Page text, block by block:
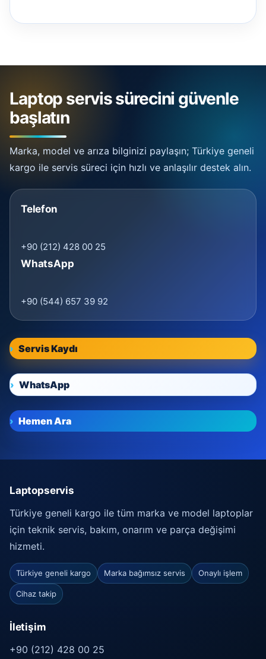
Laptop servis sürecini güvenle
başlatın
Marka, model ve arıza bilginizi paylaşın; Türkiye geneli
kargo ile servis süreci için hızlı ve anlaşılır destek alın.
Telefon
+90 (212) 428 00 25
WhatsApp
+90 (544) 657 39 92
Servis Kaydı
WhatsApp
Hemen Ara
Laptopservis
Türkiye geneli kargo ile tüm marka ve model laptoplar
için teknik servis, bakım, onarım ve parça değişimi
hizmeti.
Türkiye geneli kargo Marka bağımsız servis Onaylı işlem
Cihaz takip
İletişim
+90 (212) 428 00 25